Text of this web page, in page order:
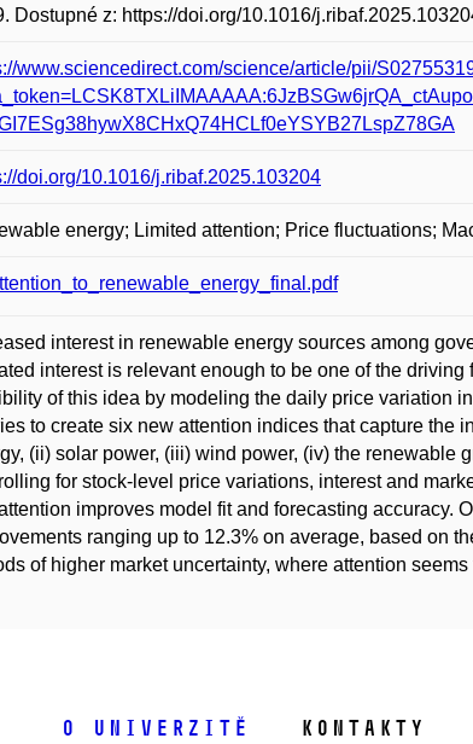
Dostupné z: https://doi.org/10.1016/
www.sciencedirect.com/science/article/pii/
doi.org/10.1016/j.ribaf.2025.103204
energy; Limited attention; Price fluctuations;
interest in renewable energy sources among
interest is relevant enough to be one of the
of this idea by modeling the daily price variation
to create six new attention indices that capture the
(ii) solar power, (iii) wind power, (iv) the renewable
for stock-level price variations, interest and
improves model fit and forecasting accuracy.
ranging up to 12.3% on average, based on
of higher market uncertainty, where attention seems
O univerzitě Kontakty